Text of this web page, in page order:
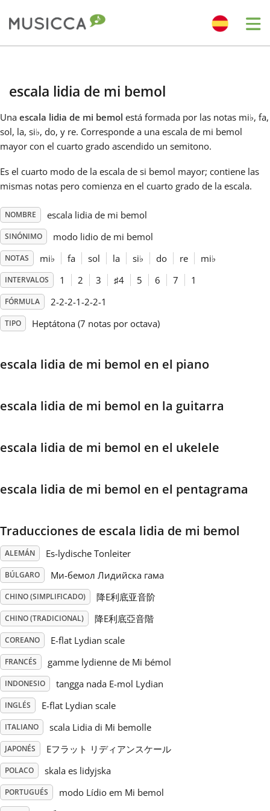
Dansk
Deutsch
English
Español
Français
한국어
हिन्दी
Italiano
日本語
Polski
Português
Svenska
Tiếng Việt
Türkçe
繁體中文
escala lidia de mi bemol
Una escala lidia de mi bemol está formada por las notas mi♭, fa,
sol, la, si♭, do, y re. Corresponde a una escala de mi bemol
mayor con el cuarto grado ascendido un semitono.
Es el cuarto modo de la escala de si bemol mayor; contiene las
mismas notas pero comienza en el cuarto grado de la escala.
NOMBRE escala lidia de mi bemol
SINÓNIMO modo lidio de mi bemol
NOTAS mi♭ fa sol la si♭ do re mi♭
INTERVALOS 1 2 3 ♯4 5 6 7 1
FÓRMULA 2-2-2-1-2-2-1
TIPO Heptátona (7 notas por octava)
escala lidia de mi bemol en el piano
escala lidia de mi bemol en la guitarra
escala lidia de mi bemol en el ukelele
escala lidia de mi bemol en el pentagrama
Traducciones de escala lidia de mi bemol
ALEMÁN Es-lydische Tonleiter
BÚLGARO Mи-бемол Лидийска гама
CHINO (SIMPLIFICADO) 降E利底亚音阶
CHINO (TRADICIONAL) 降E利底亞音階
COREANO E-flat Lydian scale
FRANCÉS gamme lydienne de Mi bémol
INDONESIO tangga nada E-mol Lydian
INGLÉS E-flat Lydian scale
ITALIANO scala Lidia di Mi bemolle
JAPONÉS Eフラット リディアンスケール
POLACO skala es lidyjska
PORTUGUÉS modo Lídio em Mi bemol